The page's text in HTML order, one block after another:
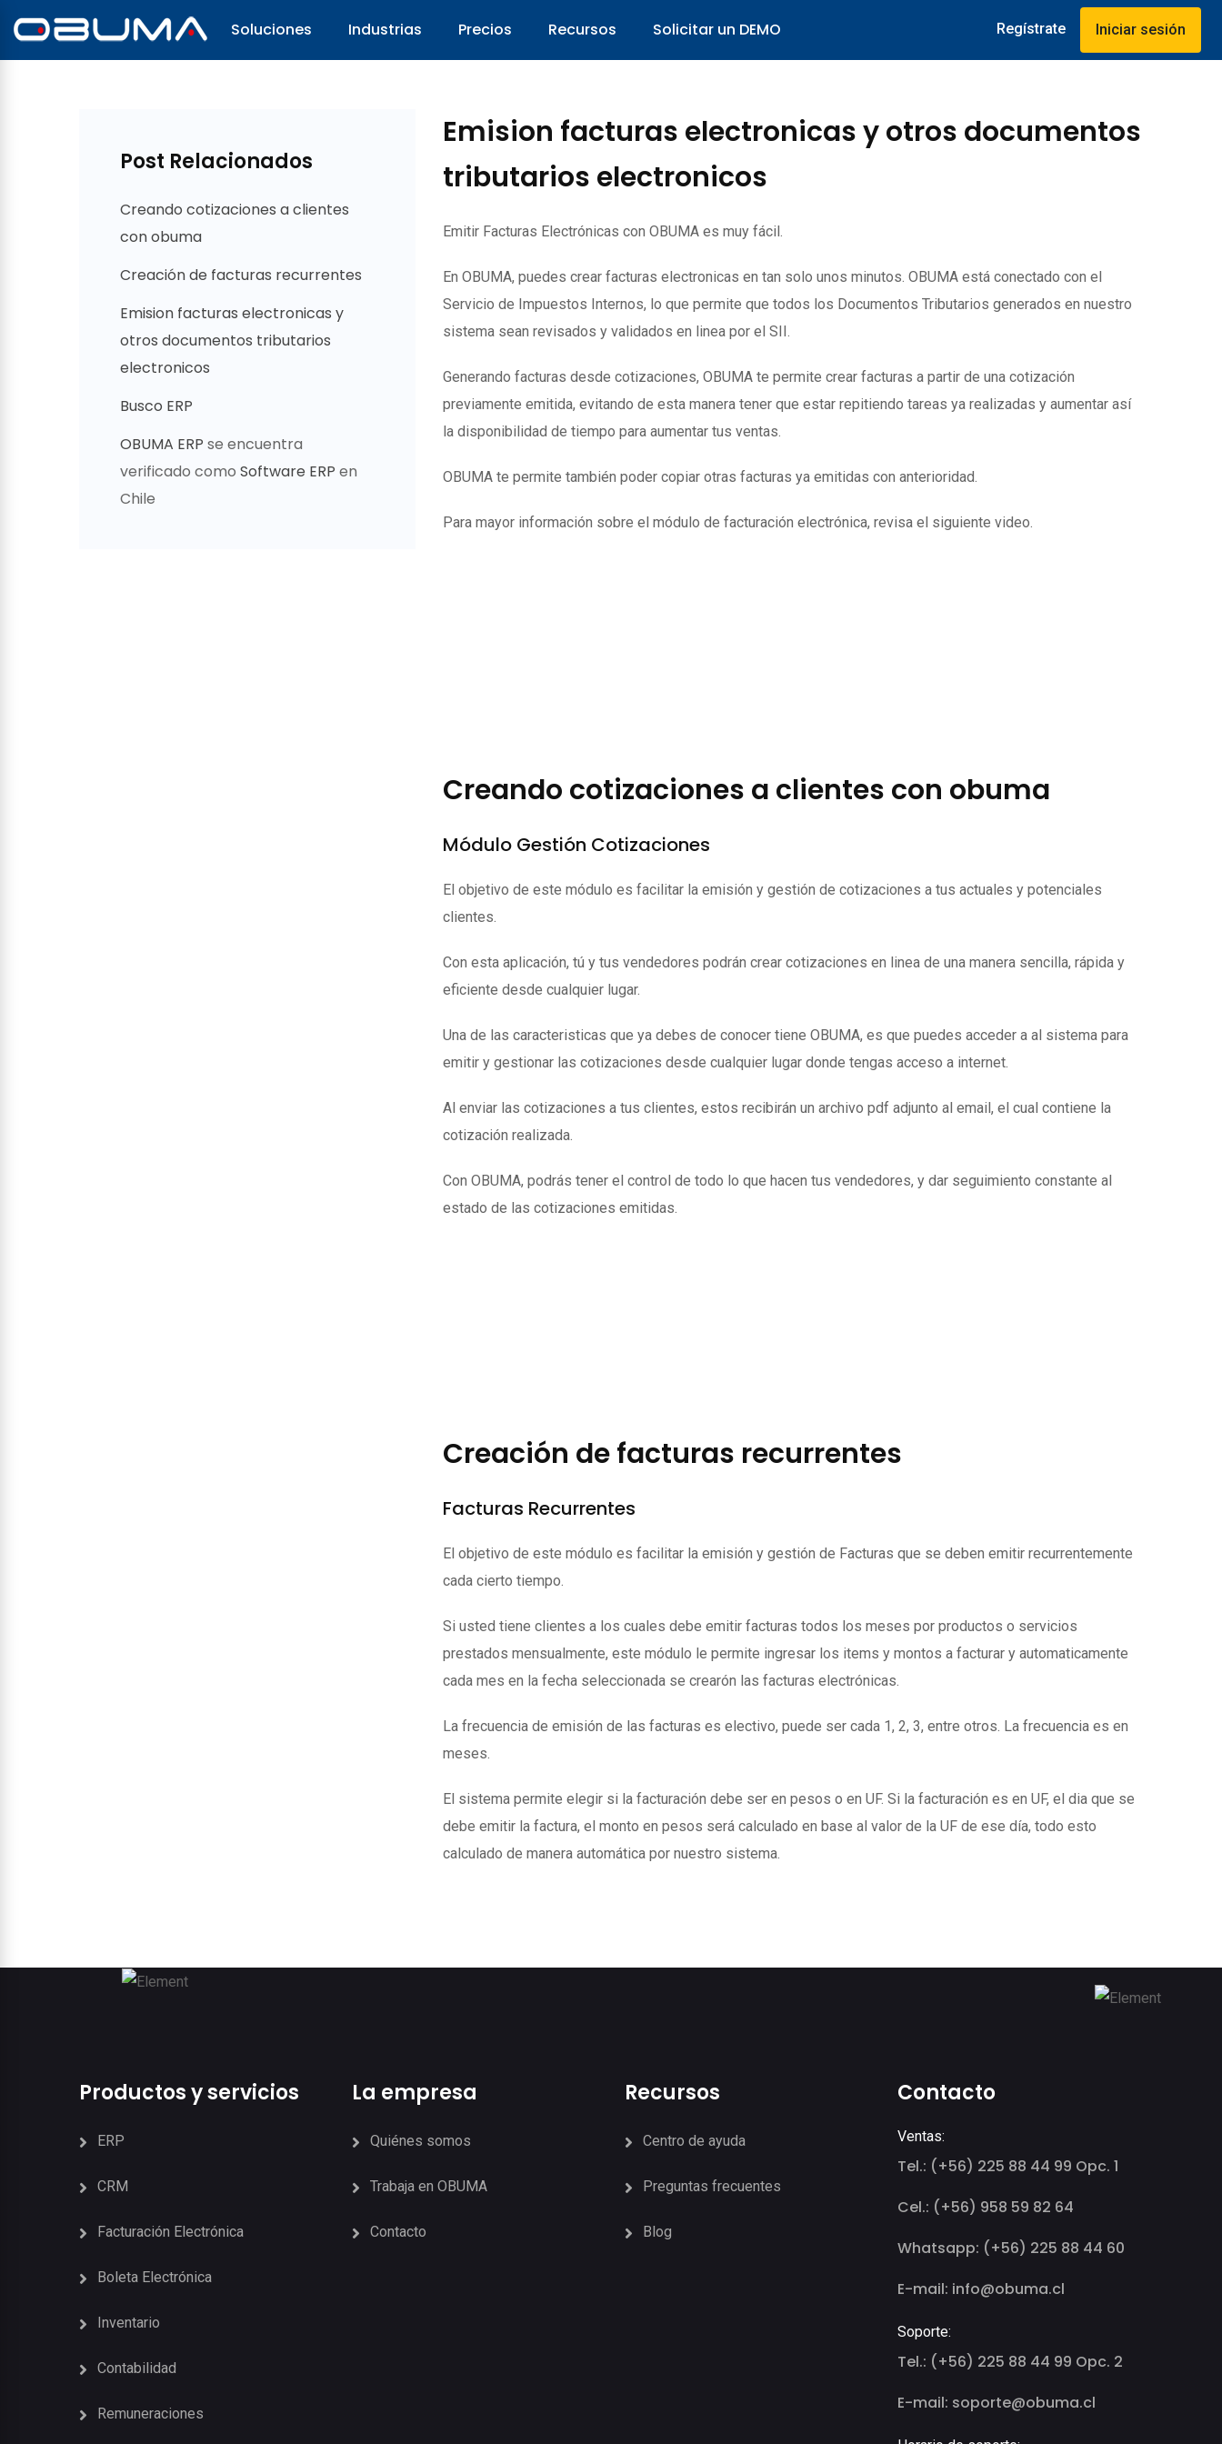
Soluciones Industrias Precios Recursos Solicitar un DEMO Regístrate Iniciar sesión
Emision facturas electronicas y otros documentos
tributarios electronicos
Emitir Facturas Electrónicas con OBUMA es muy fácil.
En OBUMA, puedes crear facturas electronicas en tan solo unos minutos. OBUMA está conectado con el
Servicio de Impuestos Internos, lo que permite que todos los Documentos Tributarios generados en nuestro
sistema sean revisados y validados en linea por el SII.
Generando facturas desde cotizaciones, OBUMA te permite crear facturas a partir de una cotización
previamente emitida, evitando de esta manera tener que estar repitiendo tareas ya realizadas y aumentar así
la disponibilidad de tiempo para aumentar tus ventas.
OBUMA te permite también poder copiar otras facturas ya emitidas con anterioridad.
Para mayor información sobre el módulo de facturación electrónica, revisa el siguiente video.
Post Relacionados
Creando cotizaciones a clientes
con obuma
Creación de facturas recurrentes
Emision facturas electronicas y
otros documentos tributarios
electronicos
Busco ERP
OBUMA ERP se encuentra
verificado como Software ERP en
Chile
Creando cotizaciones a clientes con obuma
Módulo Gestión Cotizaciones
El objetivo de este módulo es facilitar la emisión y gestión de cotizaciones a tus actuales y potenciales
clientes.
Con esta aplicación, tú y tus vendedores podrán crear cotizaciones en linea de una manera sencilla, rápida y
eficiente desde cualquier lugar.
Una de las caracteristicas que ya debes de conocer tiene OBUMA, es que puedes acceder a al sistema para
emitir y gestionar las cotizaciones desde cualquier lugar donde tengas acceso a internet.
Al enviar las cotizaciones a tus clientes, estos recibirán un archivo pdf adjunto al email, el cual contiene la
cotización realizada.
Con OBUMA, podrás tener el control de todo lo que hacen tus vendedores, y dar seguimiento constante al
estado de las cotizaciones emitidas.
Creación de facturas recurrentes
Facturas Recurrentes
El objetivo de este módulo es facilitar la emisión y gestión de Facturas que se deben emitir recurrentemente
cada cierto tiempo.
Si usted tiene clientes a los cuales debe emitir facturas todos los meses por productos o servicios
prestados mensualmente, este módulo le permite ingresar los items y montos a facturar y automaticamente
cada mes en la fecha seleccionada se crearón las facturas electrónicas.
La frecuencia de emisión de las facturas es electivo, puede ser cada 1, 2, 3, entre otros. La frecuencia es en
meses.
El sistema permite elegir si la facturación debe ser en pesos o en UF. Si la facturación es en UF, el dia que se
debe emitir la factura, el monto en pesos será calculado en base al valor de la UF de ese día, todo esto
calculado de manera automática por nuestro sistema.
Productos y servicios
ERP
CRM
Facturación Electrónica
Boleta Electrónica
Inventario
Contabilidad
Remuneraciones
La empresa
Quiénes somos
Trabaja en OBUMA
Contacto
Recursos
Centro de ayuda
Preguntas frecuentes
Blog
Contacto
Ventas:
Tel.: (+56) 225 88 44 99 Opc. 1
Cel.: (+56) 958 59 82 64
Whatsapp: (+56) 225 88 44 60
E-mail: info@obuma.cl
Soporte:
Tel.: (+56) 225 88 44 99 Opc. 2
E-mail: soporte@obuma.cl